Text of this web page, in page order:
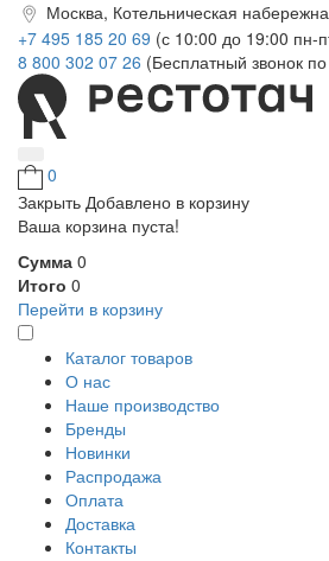
Москва, Котельническая
+7 495 185 20 69 (с 10:00 до 19:00 пн-
8 800 302 07 26 (Бесплатный звонок
0
Закрыть Добавлено в корзину
Ваша корзина пуста!
Сумма 0
Итого 0
Перейти в корзину
Каталог товаров
О нас
Наше производство
Бренды
Новинки
Распродажа
Оплата
Доставка
Контакты